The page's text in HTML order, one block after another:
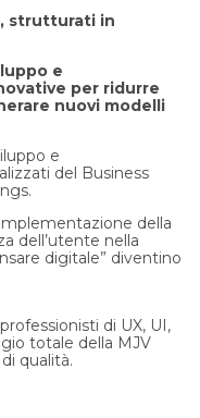
strutturati in
e
per ridurre
nuovi modelli
e
del Business
della
dell’utente nella
digitale” diventino
di UX, UI,
totale della MJV
qualità.